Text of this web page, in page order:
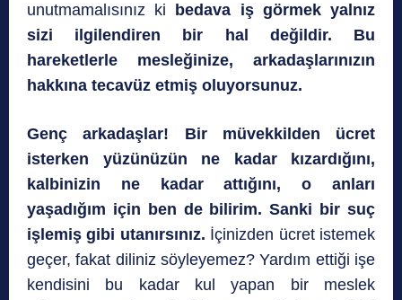
unutmamalısınız ki
bedava iş görmek yalnız
sizi ilgilendiren bir hal değildir. Bu
hareketlerle mesleğinize, arkadaşlarınızın
hakkına tecavüz etmiş oluyorsunuz.
Genç arkadaşlar! Bir müvekkilden ücret
isterken yüzünüzün ne kadar kızardığını,
kalbinizin ne kadar attığını, o anları
yaşadığım için ben de bilirim. Sanki bir suç
işlemiş gibi utanırsınız. İçinizden ücret istemek
geçer, fakat diliniz söyleyemez? Yardım ettiği işe
kendisini bu kadar kul yapan bir meslek